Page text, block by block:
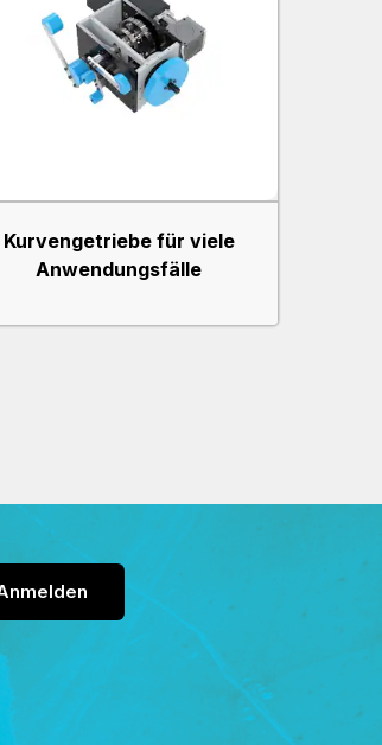
Kurvengetriebe für viele
Anwendungsfälle